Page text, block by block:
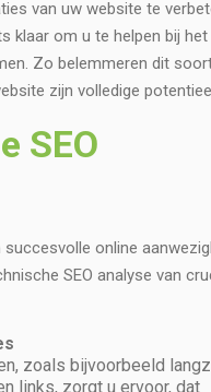
van uw website te
klaar om u te helpen bij het
Zo belemmeren dit
zijn volledige
SEO
online
SEO analyse van
zoals bijvoorbeeld
links, zorgt u ervoor, dat